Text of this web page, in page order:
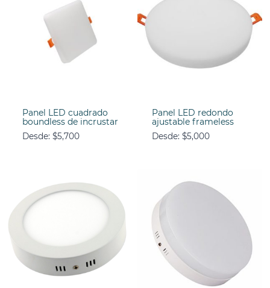
Panel LED cuadrado
boundless de incrustar
Desde: $5,700
Panel LED redondo
ajustable frameless
Desde: $5,000